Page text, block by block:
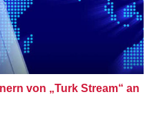
von „Turk Stream“ an